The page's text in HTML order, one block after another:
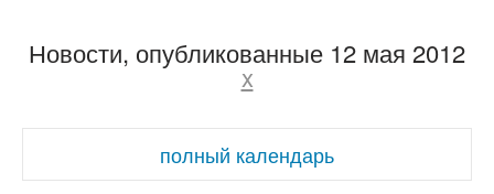
Слово Дело
Народные
ВТРК
Новости, опубликованные 12 мая 2012
x
полный календарь